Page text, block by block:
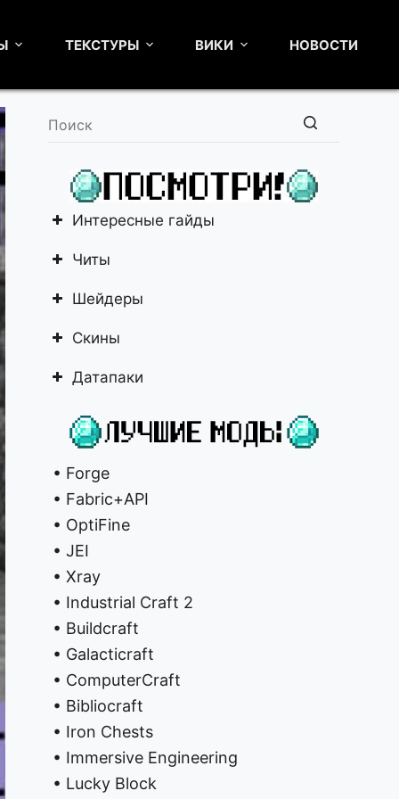
ТЕКСТУРЫ ВИКИ НОВОСТИ
найдено
Интересные гайды
Читы
Шейдеры
Скины
Датапаки
• Forge
• Fabric+API
• OptiFine
• JEI
• Xray
• Industrial Craft 2
• Buildcraft
• Galacticraft
• ComputerCraft
• Bibliocraft
• Iron Chests
• Immersive Engineering
• Lucky Block